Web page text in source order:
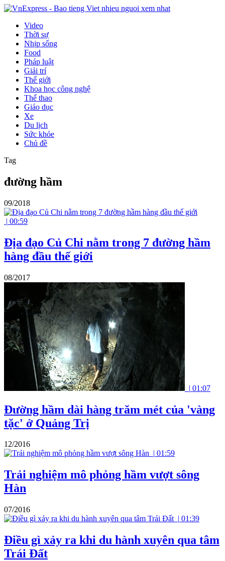
Video
Thời sự
Nhịp sống
Food
Pháp luật
Giải trí
Thế giới
Khoa học công nghệ
Thể thao
Giáo dục
Xe
Du lịch
Sức khỏe
Chủ đề
Tag
đường hầm
09/2018
| 00:59
Địa đạo Củ Chi nằm trong 7 đường hầm
hàng đầu thế giới
08/2017
| 01:07
Đường hầm dài hàng trăm mét của 'vàng
tặc' ở Quảng Trị
12/2016
| 01:59
Trải nghiệm mô phỏng hầm vượt sông
Hàn
07/2016
| 01:39
Điều gì xảy ra khi du hành xuyên qua tâm
Trái Đất